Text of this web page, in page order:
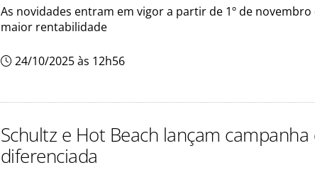
As novidades entram em vigor a partir de 1º de
maior rentabilidade
24/10/2025 às 12h56
Schultz e Hot Beach lançam
diferenciada